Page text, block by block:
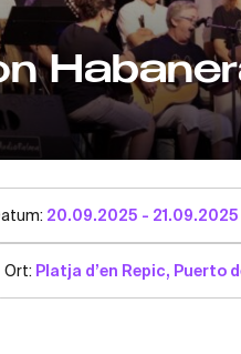
20.09.2025 -
Ort: Platja d’en Repic, Puerto